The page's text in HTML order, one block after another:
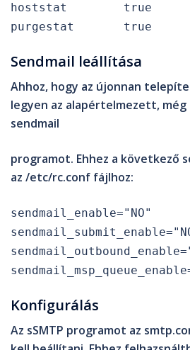
hoststat true
purgestat true
Sendmail leállítása
Ahhoz, hogy az újonnan
legyen az alapértelmezett, még
sendmail
programot. Ehhez a következő
az /etc/rc.conf fájlhoz:
sendmail_enable="NO"
Konfigurálás
Az sSMTP programot az